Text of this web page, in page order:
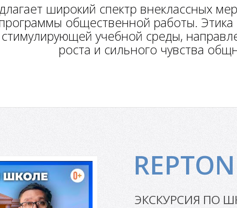
широкий спектр внеклассных
общественной работы.
учебной среды,
роста и сильного чувства
ЭКСКУРСИЯ ПО